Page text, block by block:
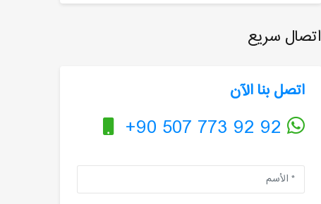
اتصال سريع
اتصل بنا الآن
+90 507 773 92 92